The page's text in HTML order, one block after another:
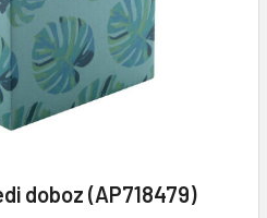
doboz (AP718479)